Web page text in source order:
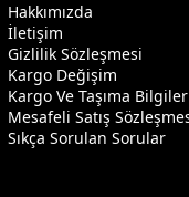
Hakkımızda
İletişim
Gizlilik Sözleşmesi
Kargo Değişim
Kargo Ve Taşıma
Mesafeli Satış
Sıkça Sorulan Sorular